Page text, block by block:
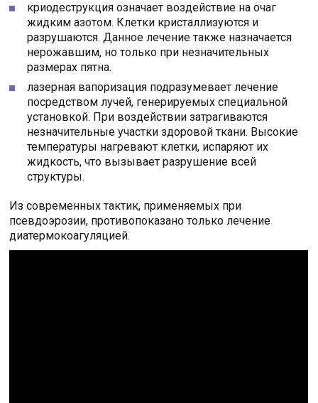
криодеструкция означает воздействие на очаг
жидким азотом. Клетки кристаллизуются и
разрушаются. Данное лечение также назначается
нерожавшим, но только при незначительных
размерах пятна.
лазерная вапоризация подразумевает лечение
посредством лучей, генерируемых специальной
установкой. При воздействии затрагиваются
незначительные участки здоровой ткани. Высокие
температуры нагревают клетки, испаряют их
жидкость, что вызывает разрушение всей
структуры.
Из современных тактик, применяемых при
псевдоэрозии, противопоказано только лечение
диатермокоагуляцией.